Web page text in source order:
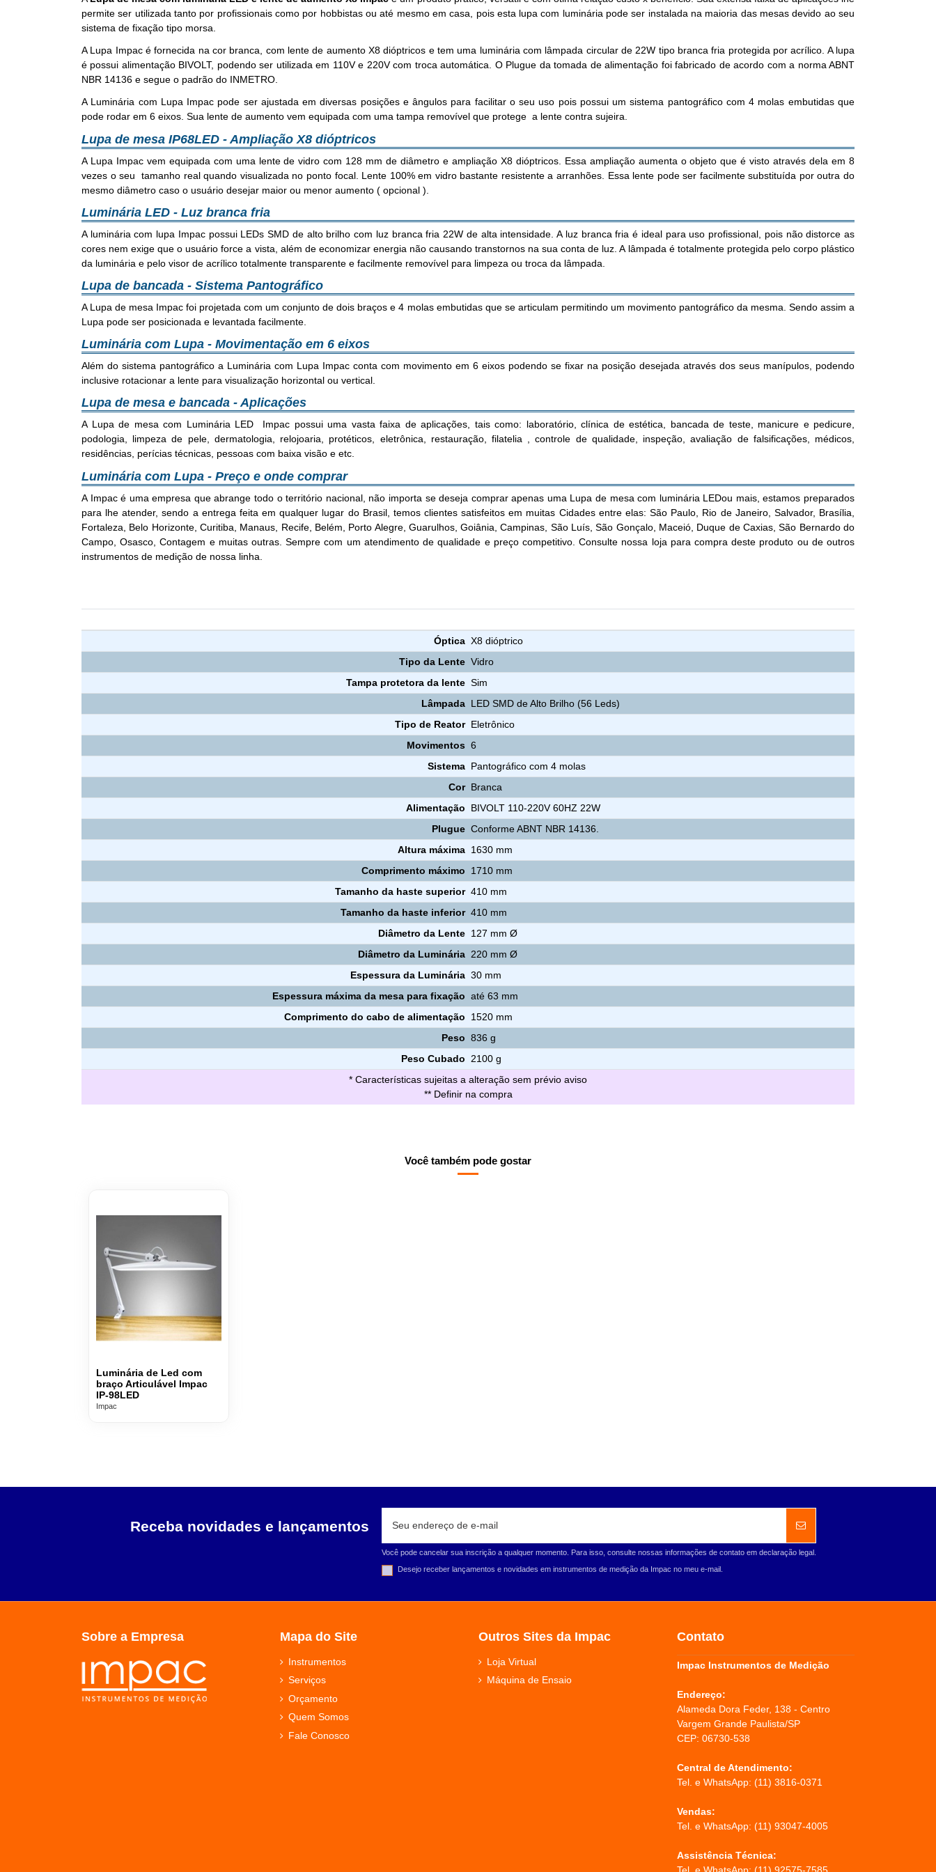
permite ser utilizada tanto por profissionais como por hobbistas ou até mesmo em casa, pois esta lupa com luminária pode ser instalada na maioria das mesas devido ao seu
sistema de fixação tipo morsa.
A Lupa Impac é fornecida na cor branca, com lente de aumento X8 dióptricos e tem uma luminária com lâmpada circular de 22W tipo branca fria protegida por acrílico. A lupa
é possui alimentação BIVOLT, podendo ser utilizada em 110V e 220V com troca automática. O Plugue da tomada de alimentação foi fabricado de acordo com a norma ABNT
NBR 14136 e segue o padrão do INMETRO.
A Luminária com Lupa Impac pode ser ajustada em diversas posições e ângulos para facilitar o seu uso pois possui um sistema pantográfico com 4 molas embutidas que
pode rodar em 6 eixos. Sua lente de aumento vem equipada com uma tampa removível que protege a lente contra sujeira.
Lupa de mesa IP68LED - Ampliação X8 dióptricos
A Lupa Impac vem equipada com uma lente de vidro com 128 mm de diâmetro e ampliação X8 dióptricos. Essa ampliação aumenta o objeto que é visto através dela em 8
vezes o seu tamanho real quando visualizada no ponto focal. Lente 100% em vidro bastante resistente a arranhões. Essa lente pode ser facilmente substituída por outra do
mesmo diâmetro caso o usuário desejar maior ou menor aumento ( opcional ).
Luminária LED - Luz branca fria
A luminária com lupa Impac possui LEDs SMD de alto brilho com luz branca fria 22W de alta intensidade. A luz branca fria é ideal para uso profissional, pois não distorce as
cores nem exige que o usuário force a vista, além de economizar energia não causando transtornos na sua conta de luz. A lâmpada é totalmente protegida pelo corpo plástico
da luminária e pelo visor de acrílico totalmente transparente e facilmente removível para limpeza ou troca da lâmpada.
Lupa de bancada - Sistema Pantográfico
A Lupa de mesa Impac foi projetada com um conjunto de dois braços e 4 molas embutidas que se articulam permitindo um movimento pantográfico da mesma. Sendo assim a
Lupa pode ser posicionada e levantada facilmente.
Luminária com Lupa - Movimentação em 6 eixos
Além do sistema pantográfico a Luminária com Lupa Impac conta com movimento em 6 eixos podendo se fixar na posição desejada através dos seus manípulos, podendo
inclusive rotacionar a lente para visualização horizontal ou vertical.
Lupa de mesa e bancada - Aplicações
A Lupa de mesa com Luminária LED Impac possui uma vasta faixa de aplicações, tais como: laboratório, clínica de estética, bancada de teste, manicure e pedicure,
podologia, limpeza de pele, dermatologia, relojoaria, protéticos, eletrônica, restauração, filatelia , controle de qualidade, inspeção, avaliação de falsificações, médicos,
residências, perícias técnicas, pessoas com baixa visão e etc.
Luminária com Lupa - Preço e onde comprar
A Impac é uma empresa que abrange todo o território nacional, não importa se deseja comprar apenas uma Lupa de mesa com luminária LEDou mais, estamos preparados
para lhe atender, sendo a entrega feita em qualquer lugar do Brasil, temos clientes satisfeitos em muitas Cidades entre elas: São Paulo, Rio de Janeiro, Salvador, Brasília,
Fortaleza, Belo Horizonte, Curitiba, Manaus, Recife, Belém, Porto Alegre, Guarulhos, Goiânia, Campinas, São Luís, São Gonçalo, Maceió, Duque de Caxias, São Bernardo do
Campo, Osasco, Contagem e muitas outras. Sempre com um atendimento de qualidade e preço competitivo. Consulte nossa loja para compra deste produto ou de outros
instrumentos de medição de nossa linha.
Óptica X8 dióptrico
Tipo da Lente Vidro
Tampa protetora da lente Sim
Lâmpada LED SMD de Alto Brilho (56 Leds)
Tipo de Reator Eletrônico
Movimentos 6
Sistema Pantográfico com 4 molas
Cor Branca
Alimentação
BIVOLT 110-220V 60HZ 22W
Plugue Conforme ABNT NBR 14136.
Altura máxima 1630 mm
Comprimento máximo
1710 mm
Tamanho da haste superior 410 mm
Tamanho da haste inferior 410 mm
Diâmetro da Lente 127 mm Ø
Diâmetro da Luminária 220 mm Ø
Espessura da Luminária 30 mm
Espessura máxima da mesa para fixação até 63 mm
Comprimento do cabo de alimentação
1520 mm
Peso 836 g
Peso Cubado
2100 g
* Características sujeitas a alteração sem prévio aviso
** Definir na compra
Você também pode gostar
Luminária de Led com
braço Articulável Impac
IP-98LED
Impac
Receba novidades e lançamentos
Você pode cancelar sua inscrição a qualquer momento. Para isso, consulte nossas informações de contato em declaração legal.
Desejo receber lançamentos e novidades em instrumentos de medição da Impac no meu e-mail.
Sobre a Empresa Mapa do Site
Instrumentos
Serviços
Orçamento
Quem Somos
Fale Conosco
Outros Sites da Impac
Loja Virtual
Máquina de Ensaio
Contato
Impac Instrumentos de Medição
Endereço:
Alameda Dora Feder, 138 - Centro
Vargem Grande Paulista/SP
CEP: 06730-538
Central de Atendimento:
Tel. e WhatsApp: (11) 3816-0371
Vendas:
Tel. e WhatsApp: (11) 93047-4005
Assistência Técnica: